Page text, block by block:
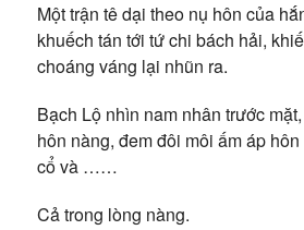
Một trận tê dại theo nụ hôn của
khuếch tán tới tứ chi bách hải,
choáng váng lại nhũn ra.
Bạch Lộ nhìn nam nhân trước
hôn nàng, đem đôi môi ấm áp
cổ và ……
Cả trong lòng nàng.